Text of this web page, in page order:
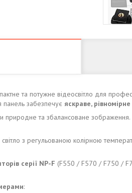
та потужне відеосвітло для
панель забезпечує яскраве,
природне та збалансоване зображення.
світло з регульованою колірною
серії NP-F (F550 / F570 / F750 /
: